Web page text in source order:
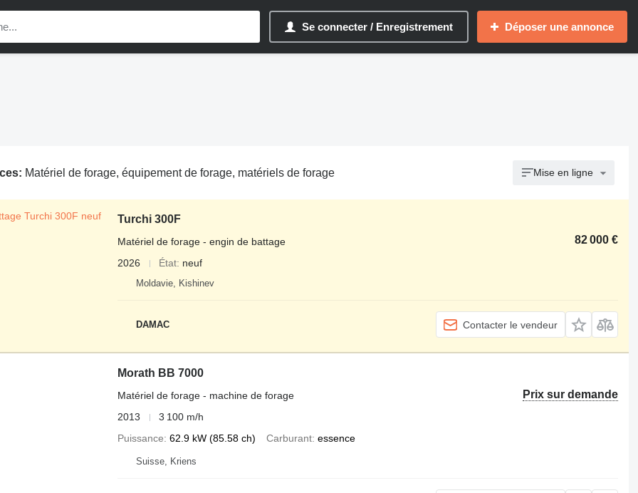
Se connecter / Enregistrement Déposer une annonce
Matériel de forage, équipement de forage, matériels de forage Mise en ligne
Turchi 300F
82 000 €
Matériel de forage - engin de battage
2026
État neuf
Moldavie, Kishinev
DAMAC Contacter le vendeur
Morath BB 7000
Prix sur demande
Matériel de forage - machine de forage
2013
3 100 m/h
Puissance 62.9 kW (85.58 ch) Carburant essence
Suisse, Kriens